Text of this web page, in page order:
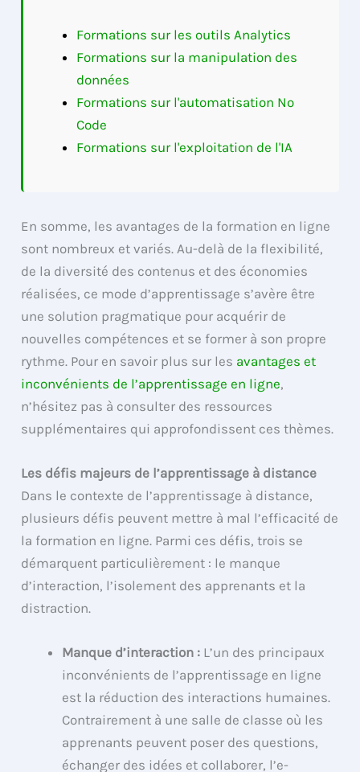
Formations sur les outils Analytics
Formations sur la manipulation des
données
Formations sur l'automatisation No
Code
Formations sur l'exploitation de l'IA
En somme, les avantages de la formation en ligne
sont nombreux et variés. Au-delà de la flexibilité,
de la diversité des contenus et des économies
réalisées, ce mode d’apprentissage s’avère être
une solution pragmatique pour acquérir de
nouvelles compétences et se former à son propre
rythme. Pour en savoir plus sur les avantages et
inconvénients de l’apprentissage en ligne,
n’hésitez pas à consulter des ressources
supplémentaires qui approfondissent ces thèmes.
Les défis majeurs de l’apprentissage à distance
Dans le contexte de l’apprentissage à distance,
plusieurs défis peuvent mettre à mal l’efficacité de
la formation en ligne. Parmi ces défis, trois se
démarquent particulièrement : le manque
d’interaction, l’isolement des apprenants et la
distraction.
Manque d’interaction : L’un des principaux
inconvénients de l’apprentissage en ligne
est la réduction des interactions humaines.
Contrairement à une salle de classe où les
apprenants peuvent poser des questions,
échanger des idées et collaborer, l’e-